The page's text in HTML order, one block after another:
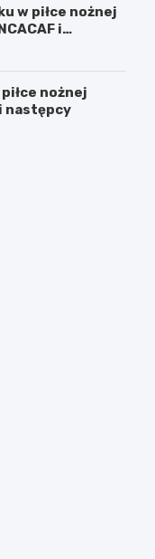
w piłce nożnej
i
nożnej
i następcy